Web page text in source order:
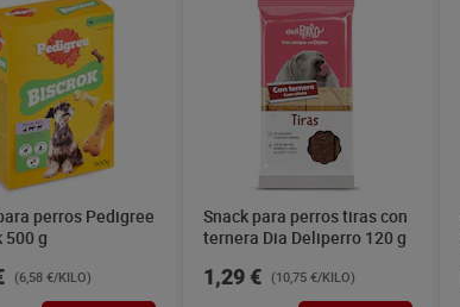
perros Pedigree
500 g
(6,58 €/KILO)
Snack para perros tiras con
ternera Dia Deliperro 120 g
1,29 € (10,75 €/KILO)